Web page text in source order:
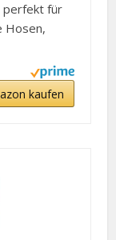
perfekt für
Hosen,
kaufen